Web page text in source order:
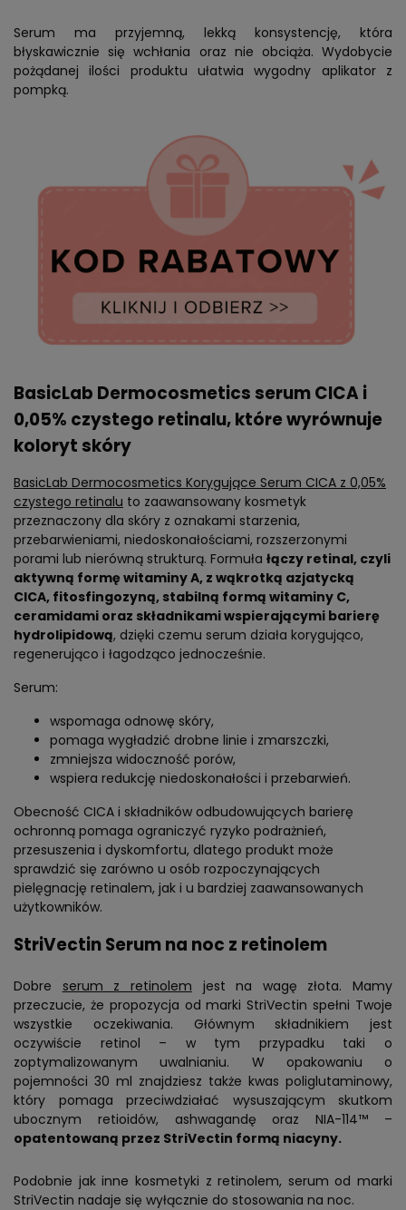
Serum ma przyjemną, lekką konsystencję, która
błyskawicznie się wchłania oraz nie obciąża. Wydobycie
pożądanej ilości produktu ułatwia wygodny aplikator z
pompką.
BasicLab Dermocosmetics serum CICA i
0,05% czystego retinalu, które wyrównuje
koloryt skóry
BasicLab Dermocosmetics Korygujące Serum CICA z 0,05%
czystego retinalu to zaawansowany kosmetyk
przeznaczony dla skóry z oznakami starzenia,
przebarwieniami, niedoskonałościami, rozszerzonymi
porami lub nierówną strukturą. Formuła łączy retinal, czyli
aktywną formę witaminy A, z wąkrotką azjatycką
CICA, fitosfingozyną, stabilną formą witaminy C,
ceramidami oraz składnikami wspierającymi barierę
hydrolipidową, dzięki czemu serum działa korygująco,
regenerująco i łagodząco jednocześnie.
Serum:
wspomaga odnowę skóry,
pomaga wygładzić drobne linie i zmarszczki,
zmniejsza widoczność porów,
wspiera redukcję niedoskonałości i przebarwień.
Obecność CICA i składników odbudowujących barierę
ochronną pomaga ograniczyć ryzyko podrażnień,
przesuszenia i dyskomfortu, dlatego produkt może
sprawdzić się zarówno u osób rozpoczynających
pielęgnację retinalem, jak i u bardziej zaawansowanych
użytkowników.
StriVectin Serum na noc z retinolem
Dobre serum z retinolem jest na wagę złota. Mamy
przeczucie, że propozycja od marki StriVectin spełni Twoje
wszystkie oczekiwania. Głównym składnikiem jest
oczywiście retinol – w tym przypadku taki o
zoptymalizowanym uwalnianiu. W opakowaniu o
pojemności 30 ml znajdziesz także kwas poliglutaminowy,
który pomaga przeciwdziałać wysuszającym skutkom
ubocznym retioidów, ashwagandę oraz NIA-114™ –
opatentowaną przez StriVectin formą niacyny.
Podobnie jak inne kosmetyki z retinolem, serum od marki
StriVectin nadaje się wyłącznie do stosowania na noc.